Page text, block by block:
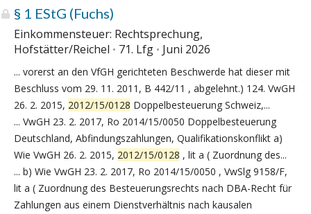
§ 1 EStG (Fuchs)
Einkommensteuer: Rechtsprechung,
Hofstätter/Reichel
71. Lfg Juni 2026
... vorerst an den VfGH gerichteten Beschwerde hat dieser mit
Beschluss vom 29. 11. 2011, B 442/11 , abgelehnt.) 124. VwGH
26. 2. 2015, 2012/15/0128 Doppelbesteuerung Schweiz,...
... VwGH 23. 2. 2017, Ro 2014/15/0050 Doppelbesteuerung
Deutschland, Abfindungszahlungen, Qualifikationskonflikt a)
Wie VwGH 26. 2. 2015, 2012/15/0128 , lit a ( Zuordnung des...
... b) Wie VwGH 23. 2. 2017, Ro 2014/15/0050 , VwSlg 9158/F,
lit a ( Zuordnung des Besteuerungsrechts nach DBA-Recht für
Zahlungen aus einem Dienstverhältnis nach kausalen